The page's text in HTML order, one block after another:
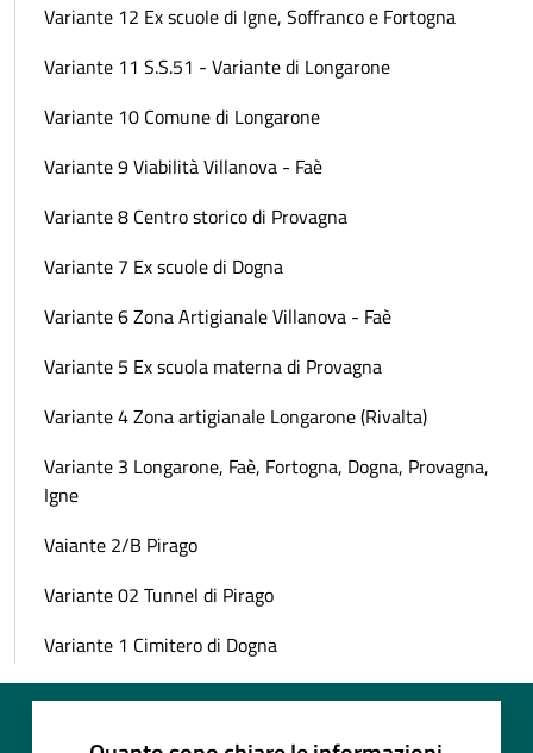
Variante 12 Ex scuole di Igne, Soffranco e Fortogna
Variante 11 S.S.51 - Variante di Longarone
Variante 10 Comune di Longarone
Variante 9 Viabilità Villanova - Faè
Variante 8 Centro storico di Provagna
Variante 7 Ex scuole di Dogna
Variante 6 Zona Artigianale Villanova - Faè
Variante 5 Ex scuola materna di Provagna
Variante 4 Zona artigianale Longarone (Rivalta)
Variante 3 Longarone, Faè, Fortogna, Dogna, Provagna,
Igne
Vaiante 2/B Pirago
Variante 02 Tunnel di Pirago
Variante 1 Cimitero di Dogna